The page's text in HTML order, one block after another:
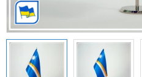
Історичні Прапори
Спортивні Прапори
Етнічні Прапори